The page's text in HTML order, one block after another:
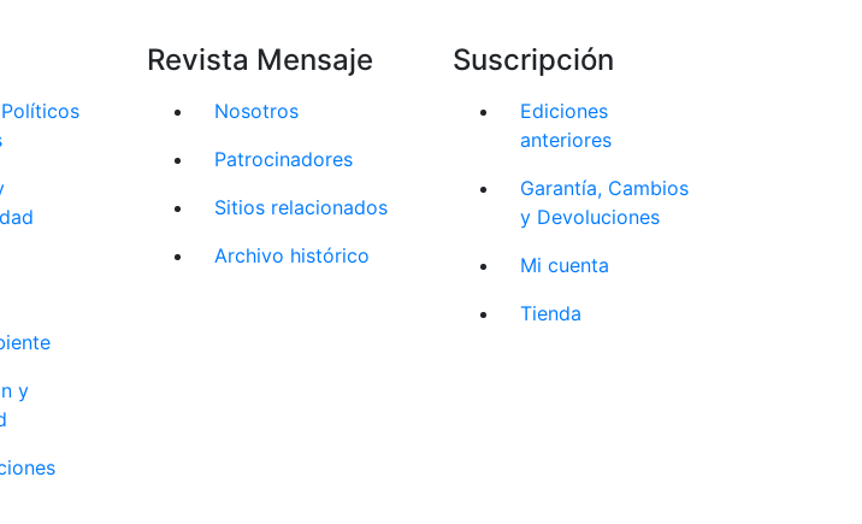
y
Revista Mensaje
Nosotros
Patrocinadores
Sitios relacionados
Archivo histórico
Suscripción
Ediciones
anteriores
Garantía, Cambios
y Devoluciones
Mi cuenta
Tienda